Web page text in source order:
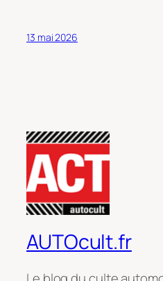
13 mai 2026
AUTOcult.fr